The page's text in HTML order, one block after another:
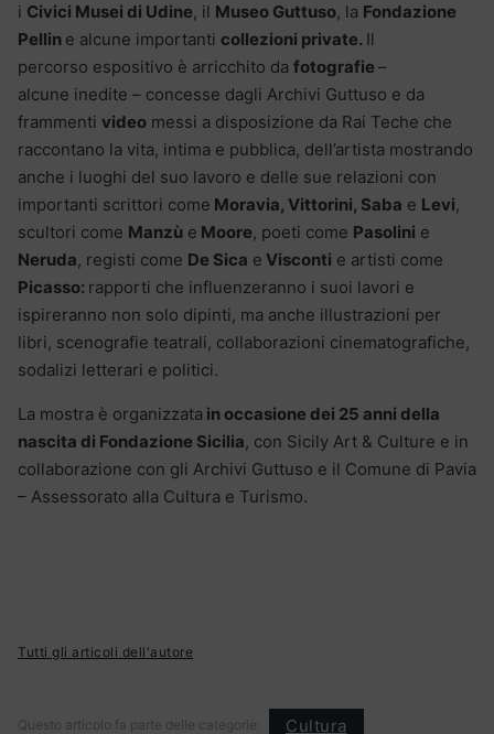
i Civici Musei di Udine, il Museo Guttuso, la Fondazione
Pellin e alcune importanti collezioni private. Il
percorso espositivo è arricchito da fotografie –
alcune inedite – concesse dagli Archivi Guttuso e da
frammenti video messi a disposizione da Rai Teche che
raccontano la vita, intima e pubblica, dell’artista mostrando
anche i luoghi del suo lavoro e delle sue relazioni con
importanti scrittori come Moravia, Vittorini, Saba e Levi,
scultori come Manzù e Moore, poeti come Pasolini e
Neruda, registi come De Sica e Visconti e artisti come
Picasso: rapporti che influenzeranno i suoi lavori e
ispireranno non solo dipinti, ma anche illustrazioni per
libri, scenografie teatrali, collaborazioni cinematografiche,
sodalizi letterari e politici.
La mostra è organizzata in occasione dei 25 anni della
nascita di Fondazione Sicilia, con Sicily Art & Culture e in
collaborazione con gli Archivi Guttuso e il Comune di Pavia
– Assessorato alla Cultura e Turismo.
Tutti gli articoli dell'autore
Questo articolo fa parte delle categorie: Cultura